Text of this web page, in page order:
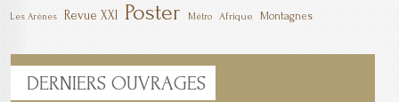
Les Arènes Revue XXI Poster Métro Afrique Montagnes
DERNIERS OUVRAGES